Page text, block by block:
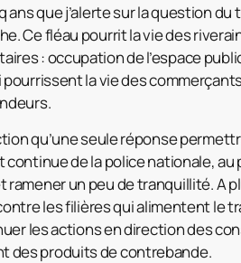
ans que j’alerte sur la question
Ce fléau pourrit la vie des
: occupation de l’espace
la vie des
qu’une seule réponse
continue de la police nationale,
ramener un peu de tranquillité. A
les filières qui alimentent le
les actions en direction des
des produits de contrebande.